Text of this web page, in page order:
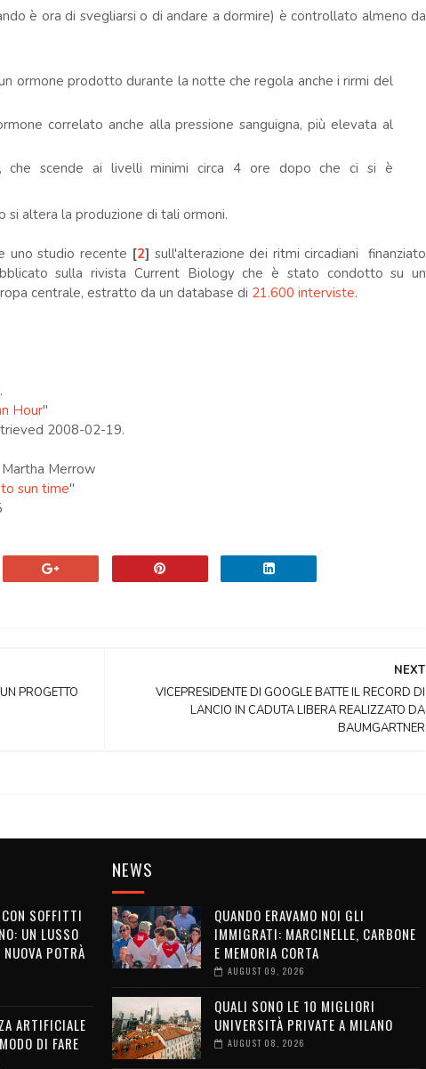
è ora di svegliarsi o di andare a dormire) è controllato almeno da
ormone prodotto durante la notte che regola anche i rirmi del
correlato anche alla pressione sanguigna, più elevata al
,che scende ai livelli minimi circa 4 ore dopo che ci si è
si altera la produzione di tali ormoni.
uno studio recente [2] sull'alterazione dei ritmi circadiani finanziato
sulla rivista Current Biology che è stato condotto su un
centrale, estratto da un database di 21.600 interviste.
Hour"
2008-02-19.
Martha Merrow
sun time"
NEXT
VICEPRESIDENTE DI GOOGLE BATTE IL RECORD DI
LANCIO IN CADUTA LIBERA REALIZZATO DA
BAUMGARTNER
PROGETTO
SOFFITTI
UN LUSSO
POTRÀ
ARTIFICIALE
DI FARE
NEWS
QUANDO ERAVAMO NOI GLI
IMMIGRATI: MARCINELLE, CARBONE
E MEMORIA CORTA
AUGUST 09, 2026
QUALI SONO LE 10 MIGLIORI
UNIVERSITÀ PRIVATE A MILANO
AUGUST 08, 2026